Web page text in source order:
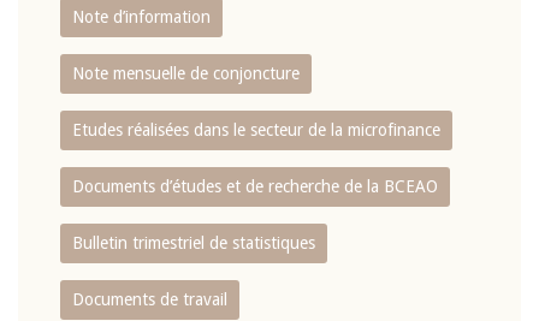
Note d’information
Note mensuelle de conjoncture
Etudes réalisées dans le secteur de la microfinance
Documents d’études et de recherche de la BCEAO
Bulletin trimestriel de statistiques
Documents de travail